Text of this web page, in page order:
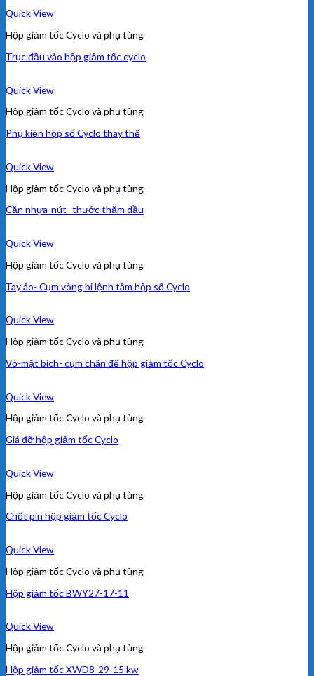
Quick View
Hộp giảm tốc Cyclo và phụ tùng
Trục đầu vào hộp giảm tốc cyclo
Quick View
Hộp giảm tốc Cyclo và phụ tùng
Phụ kiện hộp số Cyclo thay thế
Quick View
Hộp giảm tốc Cyclo và phụ tùng
Căn nhựa-nút- thước thăm dầu
Quick View
Hộp giảm tốc Cyclo và phụ tùng
Tay áo- Cụm vòng bi lệnh tâm hộp số Cyclo
Quick View
Hộp giảm tốc Cyclo và phụ tùng
Vỏ-mặt bích- cụm chân đế hộp giảm tốc Cyclo
Quick View
Hộp giảm tốc Cyclo và phụ tùng
Giá đỡ hộp giảm tốc Cyclo
Quick View
Hộp giảm tốc Cyclo và phụ tùng
Chốt pin hộp giảm tốc Cyclo
Quick View
Hộp giảm tốc Cyclo và phụ tùng
Hộp giảm tốc BWY27-17-11
Quick View
Hộp giảm tốc Cyclo và phụ tùng
Hộp giảm tốc XWD8-29-15 kw